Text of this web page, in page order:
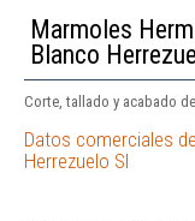
Marmoles
Blanco
Corte, tallado y acabado
Datos comerciales
Herrezuelo Sl